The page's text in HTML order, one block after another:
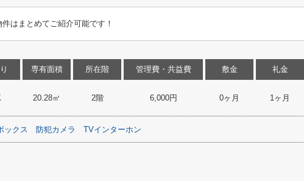
はまとめてご紹介可能です！
専有面積
20.28㎡
所在階
2階
管理費・共益費
6,000円
敷金
0ヶ月
礼金
1ヶ月
ックス 防犯カメラ TVインターホン